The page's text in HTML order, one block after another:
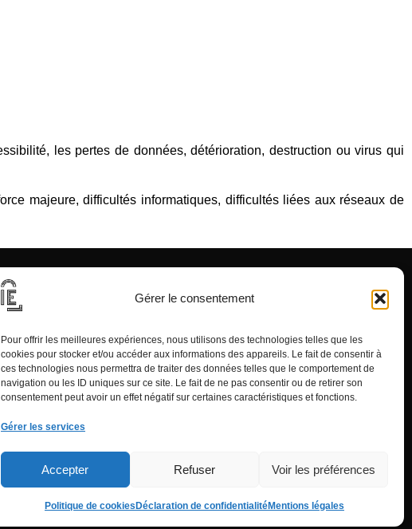
Gérer le consentement
Pour offrir les meilleures expériences, nous utilisons des technologies telles que les
cookies pour stocker et/ou accéder aux informations des appareils. Le fait de consentir à
ces technologies nous permettra de traiter des données telles que le comportement de
navigation ou les ID uniques sur ce site. Le fait de ne pas consentir ou de retirer son
consentement peut avoir un effet négatif sur certaines caractéristiques et fonctions.
Gérer les services
Accepter Refuser Voir les préférences
Politique de cookies Déclaration de confidentialitéMentions légales
les pertes de données, détérioration, destruction ou virus qui
majeure, difficultés informatiques, difficultés liées aux réseaux de
38000
SMA
FEDELIMA
LIVE DMA
Grand Bureau
Politique de cookies (UE)